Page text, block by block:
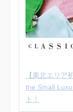
【東北エリア
the Small
ト！